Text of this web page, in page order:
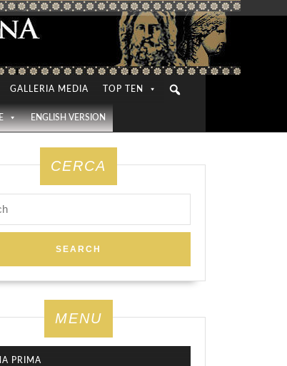
GALLERIA MEDIA TOP TEN
ENGLISH VERSION
CERCA
MENU
PRIMA